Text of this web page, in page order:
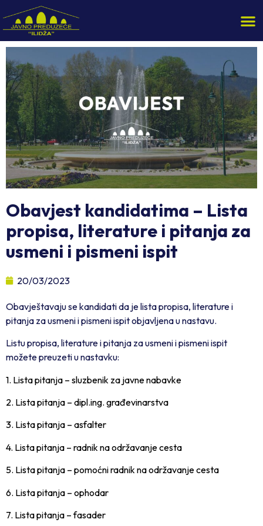
Obavjest kandidatima – Lista
propisa, literature i pitanja za
usmeni i pismeni ispit
20/03/2023
Obavještavaju se kandidati da je lista propisa, literature i
pitanja za usmeni i pismeni ispit objavljena u nastavu.
Listu propisa, literature i pitanja za usmeni i pismeni ispit
možete preuzeti u nastavku:
1. Lista pitanja – sluzbenik za javne nabavke
2. Lista pitanja – dipl.ing. građevinarstva
3. Lista pitanja – asfalter
4. Lista pitanja – radnik na održavanje cesta
5. Lista pitanja – pomoćni radnik na održavanje cesta
6. Lista pitanja – ophodar
7. Lista pitanja – fasader